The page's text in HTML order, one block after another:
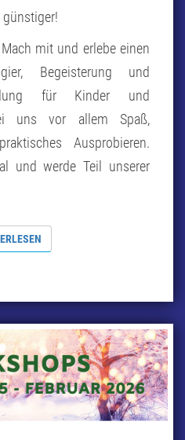
mit und erlebe einen
Begeisterung und
für Kinder und
uns vor allem Spaß,
Ausprobieren.
und werde Teil unserer